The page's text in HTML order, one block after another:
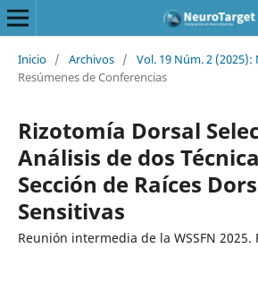
Inicio / Archivos / Vol. 19 Núm. 2
Resúmenes de Conferencias
Rizotomía Dorsal
Análisis de dos
Sección de Raíces
Sensitivas
Reunión intermedia de la WSSFN 2025.